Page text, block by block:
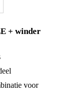
+ winder
voor